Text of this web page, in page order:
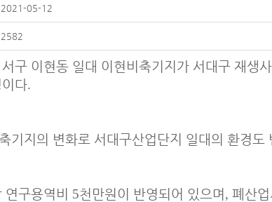
2021-05-12
2582
구 이현동 일대 이현비축기지가 서대구 재생
다.
기지의 변화로 서대구산업단지 일대의 환경도
구용역비 5천만원이 반영되어 있으며 , 폐산